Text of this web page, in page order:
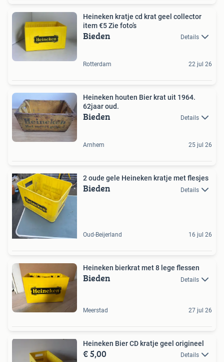
Heineken kratje cd krat geel collector
item €5 Zie foto’s
Bieden Details
Rotterdam 22 jul 26
Heineken houten Bier krat uit 1964.
62jaar oud.
Bieden Details
Arnhem 25 jul 26
2 oude gele Heineken kratje met flesjes
Bieden Details
Oud-Beijerland 16 jul 26
Heineken bierkrat met 8 lege flessen
Bieden Details
Meerstad 27 jul 26
Heineken Bier CD kratje geel origineel
€ 5,00 Details